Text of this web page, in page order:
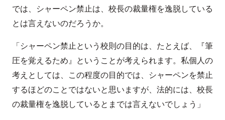
では、シャーペン禁止は、校長の裁量権を逸脱している
とは言えないのだろうか。
「シャーペン禁止という校則の目的は、たとえば、『筆
圧を覚えるため』ということが考えられます。私個人の
考えとしては、この程度の目的では、シャーペンを禁止
するほどのことではないと思いますが、法的には、校長
の裁量権を逸脱しているとまでは言えないでしょう」